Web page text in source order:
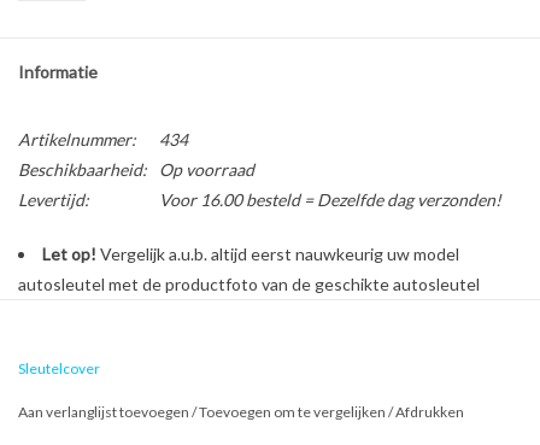
Informatie
Artikelnummer:
434
Beschikbaarheid:
Op voorraad
Levertijd:
Voor 16.00 besteld = Dezelfde dag verzonden!
Let op! Vergelijk a.u.b. altijd eerst nauwkeurig uw model
autosleutel met de productfoto van de geschikte autosleutel
Sleutelcover
Aan verlanglijst toevoegen /Toevoegen om te vergelijken /Afdrukken